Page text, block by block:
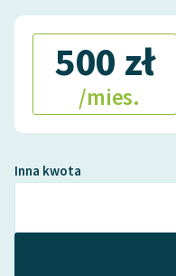
500 zł
/mies.
Inna kwota